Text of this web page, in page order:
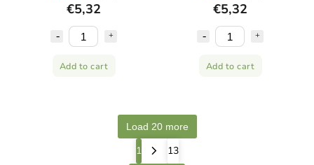
€5,32
Add to cart
€5,32
Add to cart
Load 20 more
1
13